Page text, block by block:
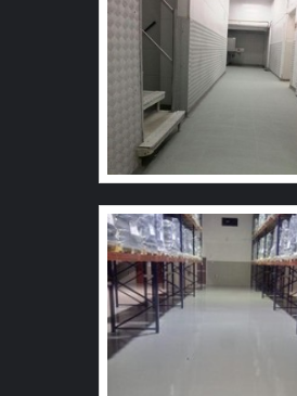
conhecida por ser uma empresa
serviços e uma empresa
alcançados por conter escritório
são realizadas as atividades e
atender todas as demandas.
agregados a uma equipe
associados e profissionais com
área de atuação, comprova sua
melhor para todos os clientes.
qualificada, encontra o site da
grande know-how focado em
tinta epoxi de alta espessura, a
há de melhor na atualidade.
lapidado de concreto , é
que tenha produtos e serviços
eficiência, pequenos detalhes,
muitas formas diferentes de
autoridade em sua área de
quais a Revest Group é a
pesquisar por piso lapidado de
com os serviços; Responsável;
Inovadora; Segura. A MAIOR
SEGMENTO Na Revest Group